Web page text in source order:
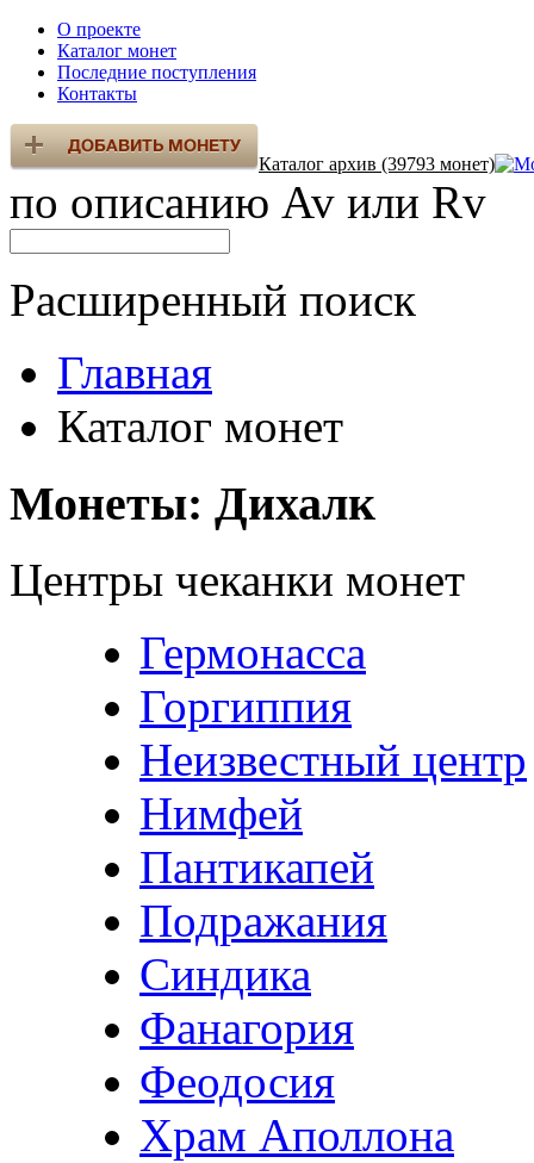
О проекте
Каталог монет
Последние поступления
Контакты
Каталог архив (39793 монет)
по описанию Av или Rv
Расширенный поиск
Главная
Каталог монет
Монеты: Дихалк
Центры чеканки монет
Гермонасса
Горгиппия
Неизвестный центр
Нимфей
Пантикапей
Подражания
Синдика
Фанагория
Феодосия
Храм Аполлона